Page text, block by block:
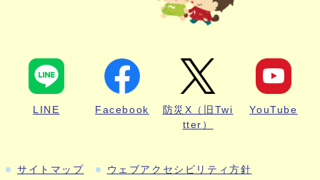
LINE Facebook
防災X（旧Twi
tter）
YouTube
サイトマップ ウェブアクセシビリティ方針